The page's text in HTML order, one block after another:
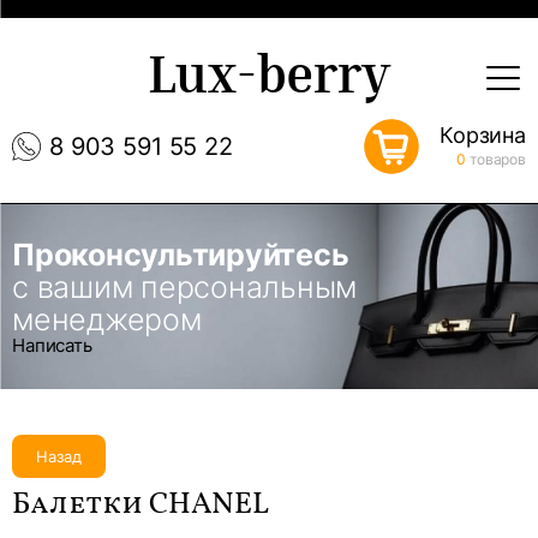
8 903 591 55 22
Lux-berry
Корзина
0 товаров
Проконсультируйтесь
с вашим персональным
менеджером
Написать
Назад
Балетки CHANEL